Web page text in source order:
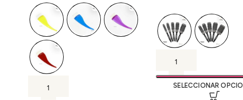
SELECCIONAR